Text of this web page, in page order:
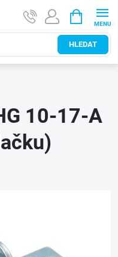
HLEDAT
NÁKUPNÍ
KOŠÍK
10-17-A